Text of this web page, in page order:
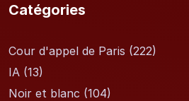
Catégories
Cour d'appel de Paris (222)
IA (13)
Noir et blanc (104)